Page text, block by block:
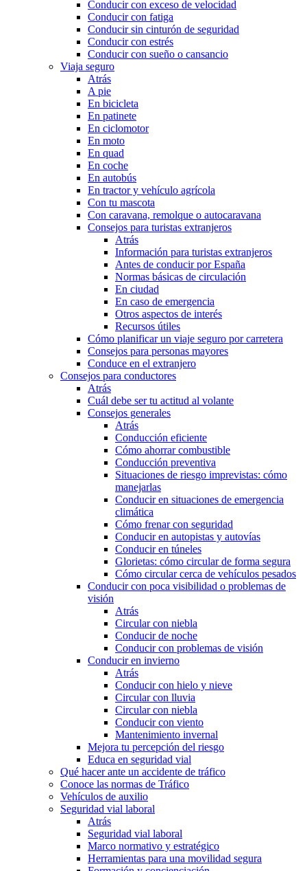
Conducir con exceso de velocidad
Conducir con fatiga
Conducir sin cinturón de seguridad
Conducir con estrés
Conducir con sueño o cansancio
Viaja seguro
Atrás
A pie
En bicicleta
En patinete
En ciclomotor
En moto
En quad
En coche
En autobús
En tractor y vehículo agrícola
Con tu mascota
Con caravana, remolque o autocaravana
Consejos para turistas extranjeros
Atrás
Información para turistas extranjeros
Antes de conducir por España
Normas básicas de circulación
En ciudad
En caso de emergencia
Otros aspectos de interés
Recursos útiles
Cómo planificar un viaje seguro por carretera
Consejos para personas mayores
Conduce en el extranjero
Consejos para conductores
Atrás
Cuál debe ser tu actitud al volante
Consejos generales
Atrás
Conducción eficiente
Cómo ahorrar combustible
Conducción preventiva
Situaciones de riesgo imprevistas: cómo
manejarlas
Conducir en situaciones de emergencia
climática
Cómo frenar con seguridad
Conducir en autopistas y autovías
Conducir en túneles
Glorietas: cómo circular de forma segura
Cómo circular cerca de vehículos pesados
Conducir con poca visibilidad o problemas de
visión
Atrás
Circular con niebla
Conducir de noche
Conducir con problemas de visión
Conducir en invierno
Atrás
Conducir con hielo y nieve
Circular con lluvia
Circular con niebla
Conducir con viento
Mantenimiento invernal
Mejora tu percepción del riesgo
Educa en seguridad vial
Qué hacer ante un accidente de tráfico
Conoce las normas de Tráfico
Vehículos de auxilio
Seguridad vial laboral
Atrás
Seguridad vial laboral
Marco normativo y estratégico
Herramientas para una movilidad segura